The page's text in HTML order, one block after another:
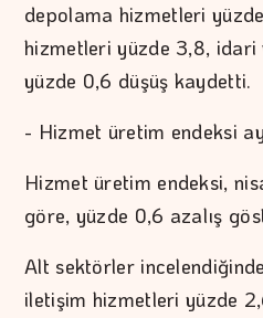
depolama hizmetleri
hizmetleri yüzde 3,8, idari
yüzde 0,6 düşüş kaydetti.
- Hizmet üretim endeksi
Hizmet üretim endeksi,
göre, yüzde 0,6 azalış
Alt sektörler
iletişim hizmetleri yüzde